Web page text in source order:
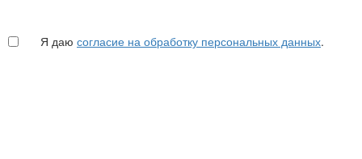
Я даю согласие на обработку персональных данных.